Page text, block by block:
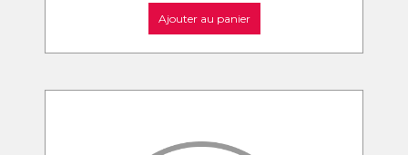
Ajouter au panier